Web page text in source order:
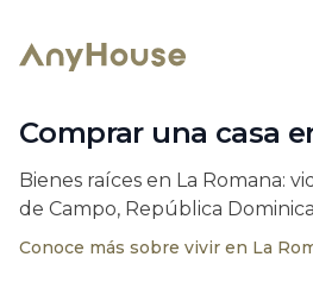
Comprar una casa
Bienes raíces en La Romana:
de Campo, República
Conoce más sobre vivir en La